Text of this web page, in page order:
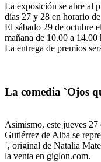
La exposición se abre al
días 27 y 28 en horario
El sábado 29 de octubre
mañana de 10.00 a
La entrega de premios
La comedia `Ojos
Asimismo, este jueves
Gutiérrez de Alba se
´, original de Natalia
la venta en giglon.com.